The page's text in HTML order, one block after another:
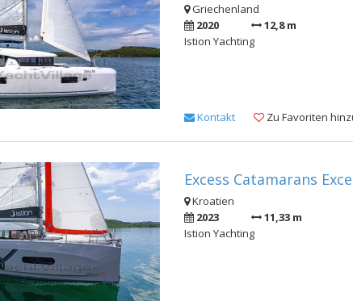
Griechenland
2020
12,8 m
Istion Yachting
Kontakt Zu Favoriten
Excess Catamarans
Kroatien
2023
11,33 m
Istion Yachting